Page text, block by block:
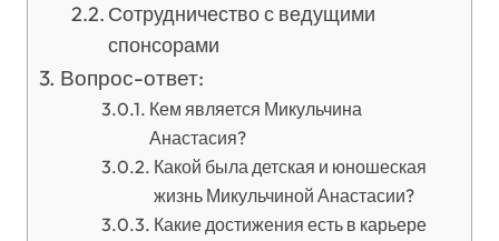
Сотрудничество с ведущими
спонсорами
Вопрос-ответ:
Кем является Микульчина
Анастасия?
Какой была детская и юношеская
жизнь Микульчиной Анастасии?
Какие достижения есть в карьере